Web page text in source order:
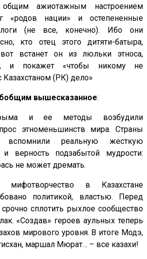
ажиотажным настроением
«родов нации» и остепененные
(не все, конечно). Ибо они
кто отец этого дитяти-батыра,
вот встанет он из люльки этноса,
и покажет «чтобы никому не
Казахстаном (РК) дело»
вышесказанное:
и ее методы возбудили
этноменьшинств мира. Страны
реальную жесткую
и верность подзабытой мудрости:
не может дремать.
мифотворчество в Казахстане
политикой, властью. Перед
сплотить рыхлое сообщество
«Создав» героев аульных теперь
мирового уровня. В итоге Модэ,
маршал Мюрат… – все казахи!